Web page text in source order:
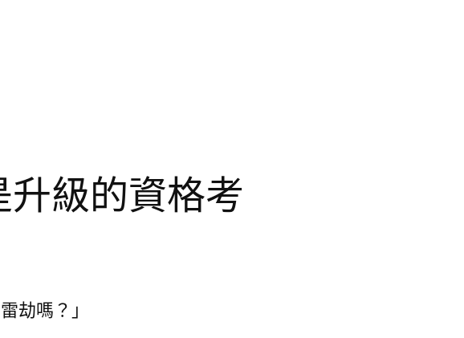
級的資格考
劫嗎？」